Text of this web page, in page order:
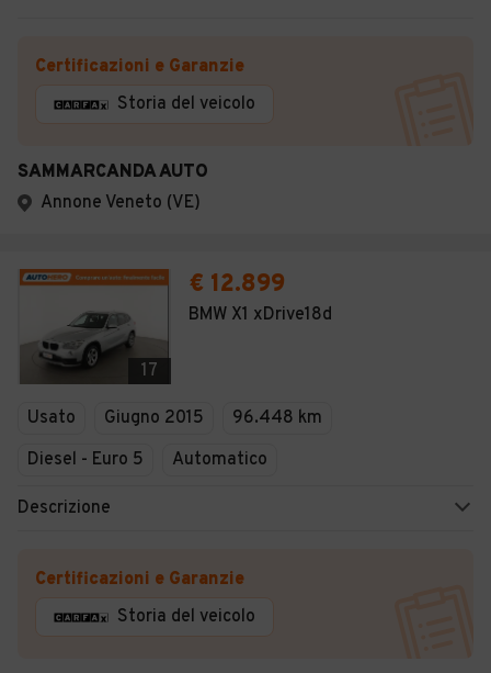
Certificazioni e Garanzie
Storia del veicolo
SAMMARCANDA AUTO
Annone Veneto (VE)
17
€ 12.899
BMW X1 xDrive18d
Usato Giugno 2015
96.448 km
Diesel - Euro 5
Automatico
Descrizione
Certificazioni e Garanzie
Storia del veicolo